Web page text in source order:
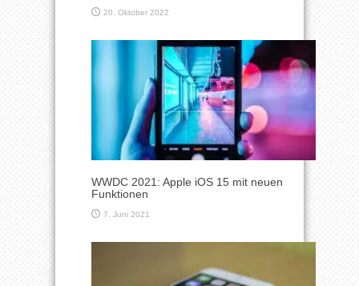
20. Oktober 2022
WWDC 2021: Apple iOS 15 mit neuen
Funktionen
7. Juni 2021